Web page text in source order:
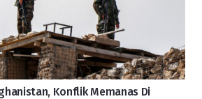
Konflik Memanas Di